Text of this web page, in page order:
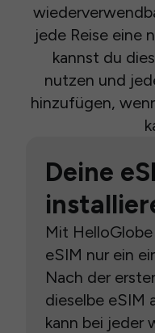
jede Reise eine
kannst du
nutzen und
hinzufügen,
Deine
Mit
eSIM nur ein
Nach der
dieselbe eSIM
kann bei jeder